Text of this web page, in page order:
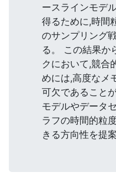
ースラインモデ
得るために,時間
のサンプリング
る。 この結果か
クにおいて,競合
めには,高度なメ
可欠であること
モデルやデータ
ラフの時間的粒
きる方向性を提案